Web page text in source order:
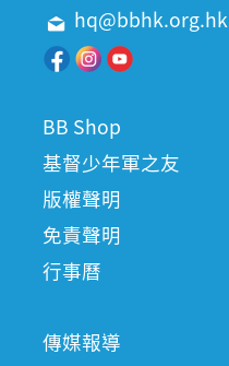
hq@bbhk.org.hk
BB Shop
基督少年軍之友
版權聲明
免責聲明
行事曆
傳媒報導